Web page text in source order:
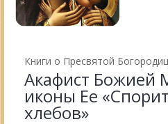
Книги о Пресвятой
Акафист Божией
иконы Ее
хлебов»